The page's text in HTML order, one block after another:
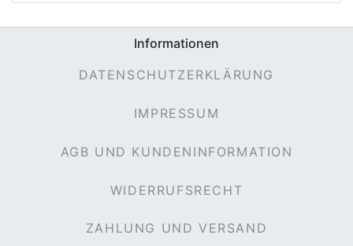
Informationen
DATENSCHUTZERKLÄRUNG
IMPRESSUM
AGB UND KUNDENINFORMATION
WIDERRUFSRECHT
ZAHLUNG UND VERSAND